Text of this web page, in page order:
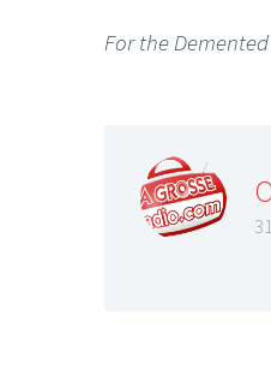
For the Demented